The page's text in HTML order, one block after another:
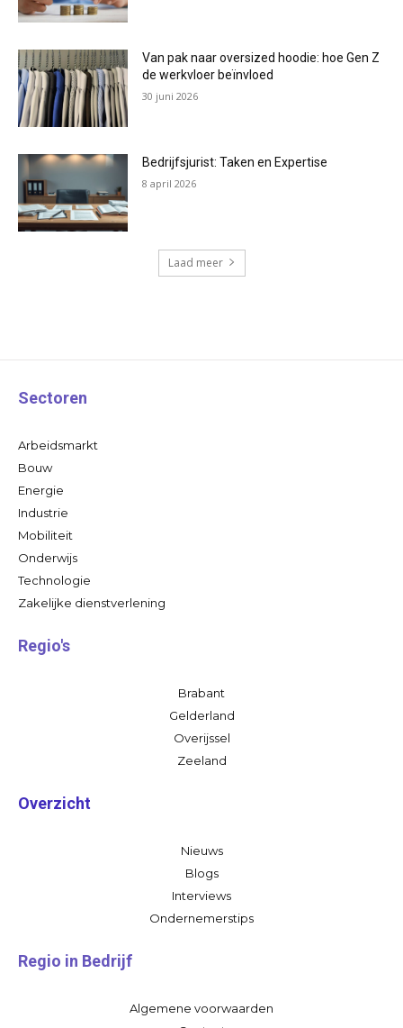
Van pak naar oversized hoodie: hoe Gen Z
de werkvloer beïnvloed
30 juni 2026
Bedrijfsjurist: Taken en Expertise
8 april 2026
Laad meer
Sectoren
Arbeidsmarkt
Bouw
Energie
Industrie
Mobiliteit
Onderwijs
Technologie
Zakelijke dienstverlening
Regio's
Brabant
Gelderland
Overijssel
Zeeland
Overzicht
Nieuws
Blogs
Interviews
Ondernemerstips
Regio in Bedrijf
Algemene voorwaarden